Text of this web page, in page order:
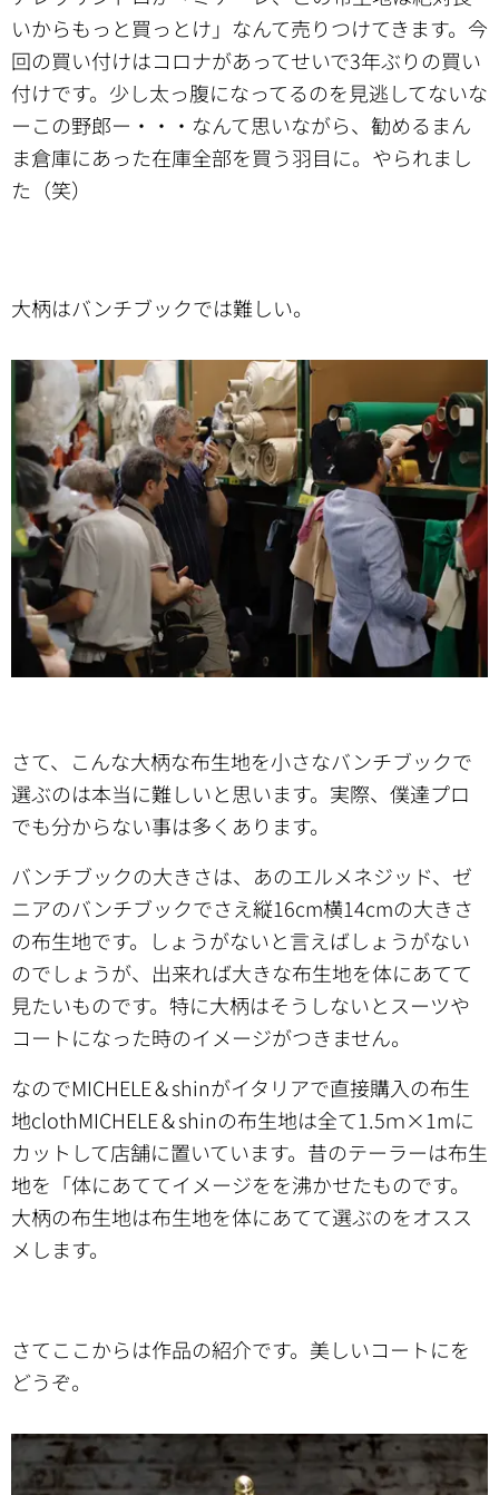
いからもっと買っとけ」なんて売りつけてきます。今
回の買い付けはコロナがあってせいで3年ぶりの買い
付けです。少し太っ腹になってるのを見逃してないな
ーこの野郎ー・・・なんて思いながら、勧めるまん
ま倉庫にあった在庫全部を買う羽目に。やられまし
た（笑）
大柄はバンチブックでは難しい。
さて、こんな大柄な布生地を小さなバンチブックで
選ぶのは本当に難しいと思います。実際、僕達プロ
でも分からない事は多くあります。
バンチブックの大きさは、あのエルメネジッド、ゼ
ニアのバンチブックでさえ縦16cm横14cmの大きさ
の布生地です。しょうがないと言えばしょうがない
のでしょうが、出来れば大きな布生地を体にあてて
見たいものです。特に大柄はそうしないとスーツや
コートになった時のイメージがつきません。
なのでMICHELE＆shinがイタリアで直接購入の布生
地clothMICHELE＆shinの布生地は全て1.5ｍ×1mに
カットして店舗に置いています。昔のテーラーは布生
地を「体にあててイメージをを沸かせたものです。
大柄の布生地は布生地を体にあてて選ぶのをオスス
メします。
さてここからは作品の紹介です。美しいコートにを
どうぞ。